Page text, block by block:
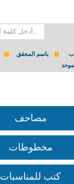
باسم المحقق
مصاحف
مخطوطات
كتب للمناسبات